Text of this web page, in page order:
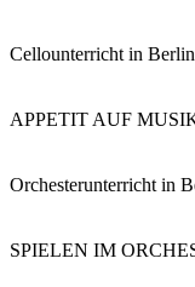
Cellounterricht in Berlin
APPETIT AUF
Orchesterunterricht in
SPIELEN IM